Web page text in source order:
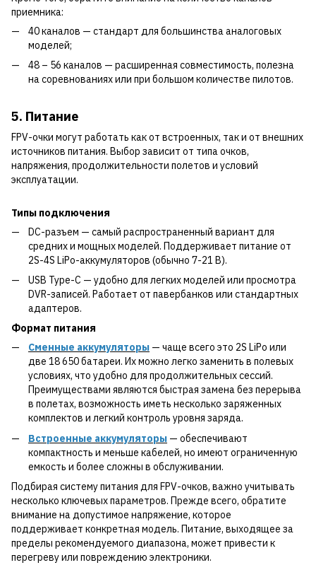
приемника:
40 каналов — стандарт для большинства аналоговых
моделей;
48 – 56 каналов — расширенная совместимость, полезна
на соревнованиях или при большом количестве пилотов.
5. Питание
FPV-очки могут работать как от встроенных, так и от внешних
источников питания. Выбор зависит от типа очков,
напряжения, продолжительности полетов и условий
эксплуатации.
Типы подключения
DC-разъем — самый распространенный вариант для
средних и мощных моделей. Поддерживает питание от
2S-4S LiPo-аккумуляторов (обычно 7-21 В).
USB Type-C — удобно для легких моделей или просмотра
DVR-записей. Работает от павербанков или стандартных
адаптеров.
Формат питания
Сменные аккумуляторы — чаще всего это 2S LiPo или
две 18 650 батареи. Их можно легко заменить в полевых
условиях, что удобно для продолжительных сессий.
Преимуществами являются быстрая замена без перерыва
в полетах, возможность иметь несколько заряженных
комплектов и легкий контроль уровня заряда.
Встроенные аккумуляторы — обеспечивают
компактность и меньше кабелей, но имеют ограниченную
емкость и более сложны в обслуживании.
Подбирая систему питания для FPV-очков, важно учитывать
несколько ключевых параметров. Прежде всего, обратите
внимание на допустимое напряжение, которое
поддерживает конкретная модель. Питание, выходящее за
пределы рекомендуемого диапазона, может привести к
перегреву или повреждению электроники.